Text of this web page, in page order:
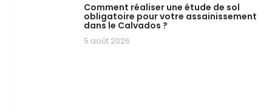
Comment réaliser une étude de sol
obligatoire pour votre assainissement
dans le Calvados ?
5 août 2026